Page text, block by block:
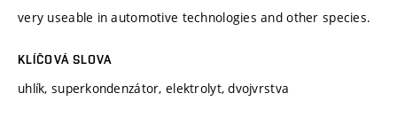
very useable in automotive technologies and other species.
KLÍČOVÁ SLOVA
uhlík, superkondenzátor, elektrolyt, dvojvrstva